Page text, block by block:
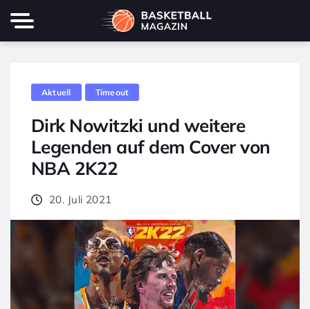
Aktuell Timeout
Dirk Nowitzki und weitere
Legenden auf dem Cover von
NBA 2K22
20. Juli 2021